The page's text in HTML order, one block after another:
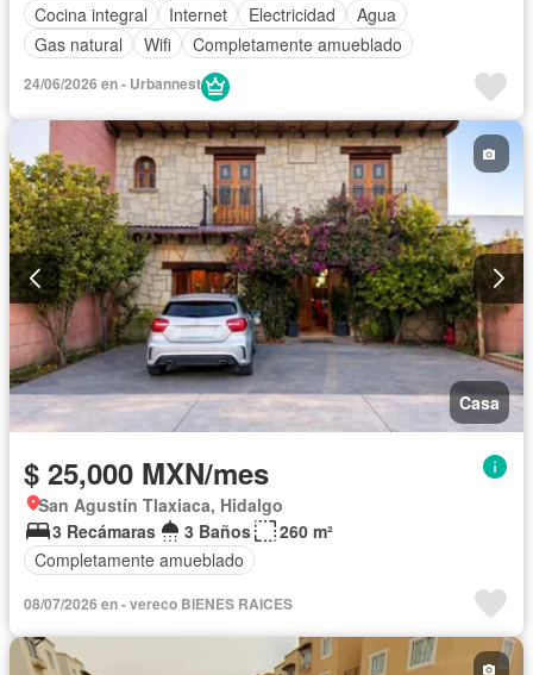
Cocina integral
Internet Electricidad
Agua
Gas natural
Wifi Completamente amueblado
24/06/2026 en - Urbannest
Casa
$ 25,000 MXN/mes
San Agustín Tlaxiaca, Hidalgo
3 Recámaras
3 Baños
260 m²
Completamente amueblado
08/07/2026 en - vereco BIENES RAICES